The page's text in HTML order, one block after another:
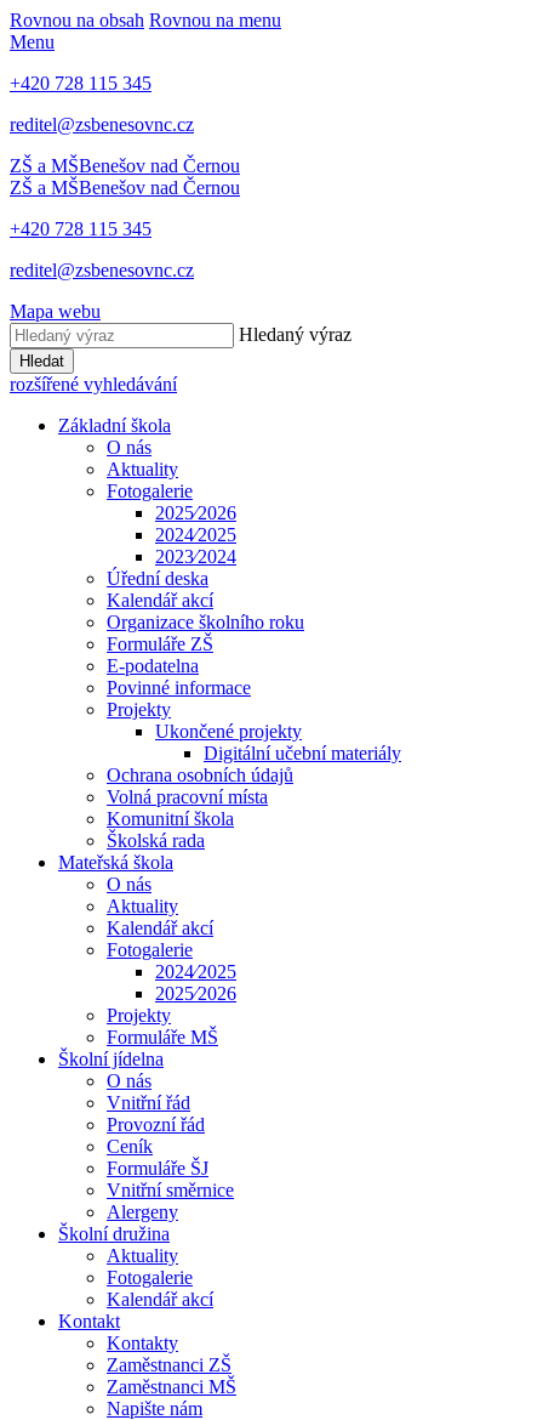
Rovnou na obsah Rovnou na menu
Menu
+420 728 115 345
reditel@zsbenesovnc.cz
ZŠ a MŠBenešov nad Černou
ZŠ a MŠBenešov nad Černou
+420 728 115 345
reditel@zsbenesovnc.cz
Mapa webu
Hledaný výraz
Hledat
rozšířené vyhledávání
Základní škola
O nás
Aktuality
Fotogalerie
2025⁄2026
2024⁄2025
2023⁄2024
Úřední deska
Kalendář akcí
Organizace školního roku
Formuláře ZŠ
E-podatelna
Povinné informace
Projekty
Ukončené projekty
Digitální učební materiály
Ochrana osobních údajů
Volná pracovní místa
Komunitní škola
Školská rada
Mateřská škola
O nás
Aktuality
Kalendář akcí
Fotogalerie
2024⁄2025
2025⁄2026
Projekty
Formuláře MŠ
Školní jídelna
O nás
Vnitřní řád
Provozní řád
Ceník
Formuláře ŠJ
Vnitřní směrnice
Alergeny
Školní družina
Aktuality
Fotogalerie
Kalendář akcí
Kontakt
Kontakty
Zaměstnanci ZŠ
Zaměstnanci MŠ
Napište nám